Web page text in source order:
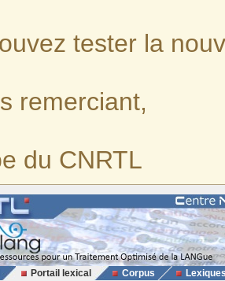
tester la
remerciant,
du CNRTL
Portail lexical Corpus